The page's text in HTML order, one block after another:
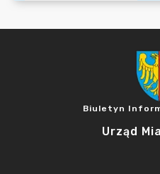
Biuletyn
Urząd